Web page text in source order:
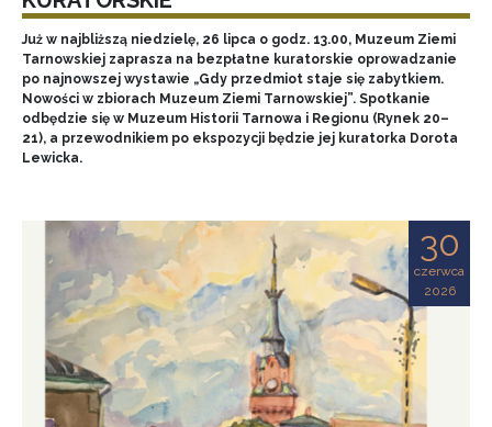
Już w najbliższą niedzielę, 26 lipca o godz. 13.00, Muzeum Ziemi
Tarnowskiej zaprasza na bezpłatne kuratorskie oprowadzanie
po najnowszej wystawie „Gdy przedmiot staje się zabytkiem.
Nowości w zbiorach Muzeum Ziemi Tarnowskiej”. Spotkanie
odbędzie się w Muzeum Historii Tarnowa i Regionu (Rynek 20–
21), a przewodnikiem po ekspozycji będzie jej kuratorka Dorota
Lewicka.
30
czerwca
2026